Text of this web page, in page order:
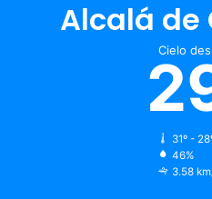
Alcalá de
Cielo
31º -
46%
3.58